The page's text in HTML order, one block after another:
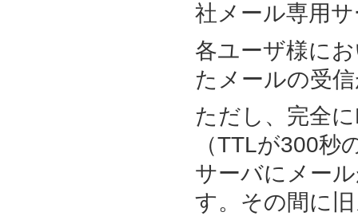
社メール専用
各ユーザ様に
たメールの受
ただし、完全
（TTLが300秒
サーバにメー
す。その間に